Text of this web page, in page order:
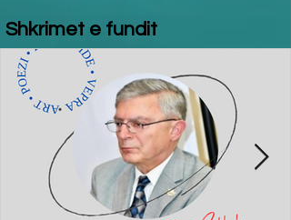
Shkrimet e fundit